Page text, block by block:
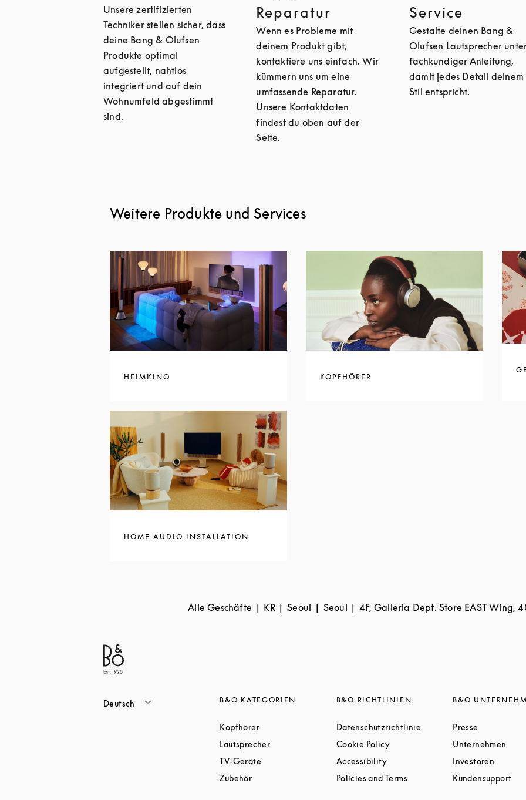
Unsere zertifizierten
Techniker stellen sicher, dass
deine Bang & Olufsen
Produkte optimal
aufgestellt, nahtlos
integriert und auf dein
Wohnumfeld abgestimmt
sind.
Reparatur
Wenn es Probleme mit
deinem Produkt gibt,
kontaktiere uns einfach. Wir
kümmern uns um eine
umfassende Reparatur.
Unsere Kontaktdaten
findest du oben auf der
Seite.
Service
Gestalte deinen Bang &
Olufsen Lautsprecher
fachkundiger Anleitung,
damit jedes Detail deinem
Stil entspricht.
Weitere Produkte und Services
HEIMKINO KOPFHÖRER
HOME AUDIO INSTALLATION
Alle Geschäfte KR Seoul Seoul 4F, Galleria Dept. Store EAST Wing,
Deutsch B&O KATEGORIEN
KopfhörerLink Opens in New Tab
LautsprecherLink Opens in New Tab
TV-Geräte Link Opens in New Tab
ZubehörLink Opens in New Tab
B&O RICHTLINIEN
Datenschutzrichtlinie Link Opens in New Tab
Cookie PolicyLink Opens in New Tab
AccessibilityLink Opens in New Tab
Policies and TermsLink Opens in New Tab
B&O
Presse
Unternehmen
Investoren
Kundensupport